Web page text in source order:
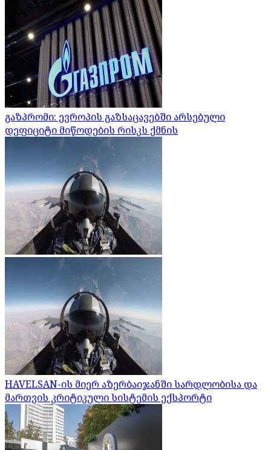
გაზპრომი: ევროპის გაზსაცავებში არსებული
დეფიციტი მიწოდების რისკს ქმნის
HAVELSAN-ის მიერ აზერბაიჯანში სარდლობისა და
მართვის კრიტიკული სისტემის ექსპორტი